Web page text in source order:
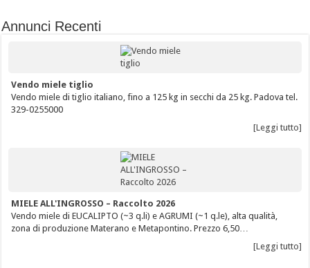
Annunci Recenti
Vendo miele tiglio
Vendo miele di tiglio italiano, fino a 125 kg in secchi da 25 kg. Padova tel.
329-0255000
[Leggi tutto]
MIELE ALL'INGROSSO – Raccolto 2026
Vendo miele di EUCALIPTO (~3 q.li) e AGRUMI (~1 q.le), alta qualità,
zona di produzione Materano e Metapontino. Prezzo 6,50…
[Leggi tutto]